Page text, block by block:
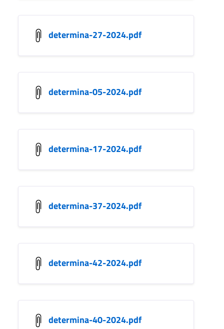
determina-27-2024.pdf
determina-05-2024.pdf
determina-17-2024.pdf
determina-37-2024.pdf
determina-42-2024.pdf
determina-40-2024.pdf